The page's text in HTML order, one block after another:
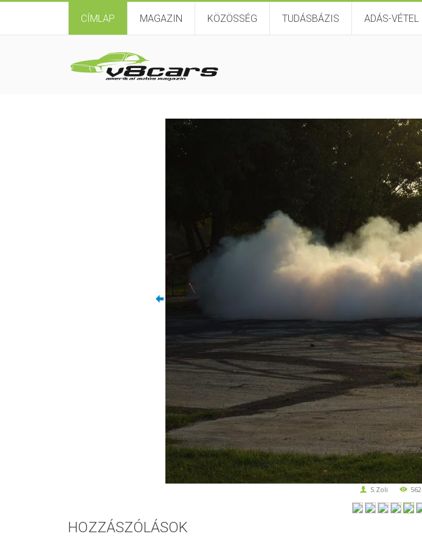
CÍMLAP MAGAZIN KÖZÖSSÉG TUDÁSBÁZIS ADÁS-VÉTEL
S.Zoli 562
HOZZÁSZÓLÁSOK